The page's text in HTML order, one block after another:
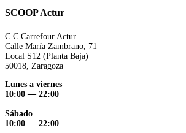
SCOOP Actur
C.C Carrefour Actur
Calle María Zambrano, 71
Local S12 (Planta Baja)
50018, Zaragoza
Lunes a viernes
10:00 — 22:00
Sábado
10:00 — 22:00